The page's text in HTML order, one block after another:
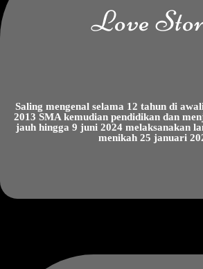
Buka Undangan
Love
Saling mengenal selama 12 tahun di
2013 SMA kemudian pendidikan dan
jauh hingga 9 juni 2024 melaksanakan
menikah 25 januari